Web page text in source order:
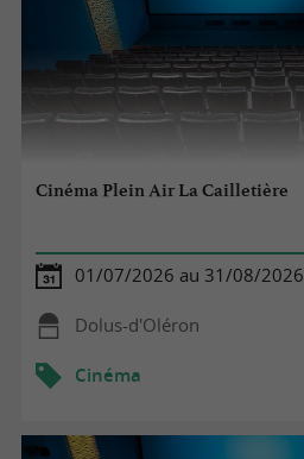
Cinéma Plein Air La Cailletière
01/07/2026 au 31/08/2026
Dolus-d'Oléron
Cinéma